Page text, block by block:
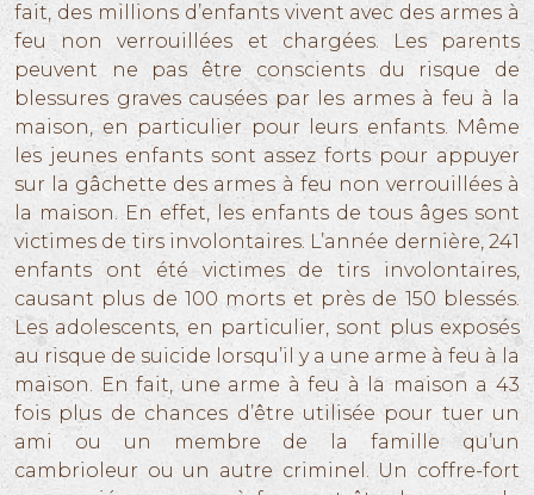
fait, des millions d’enfants vivent avec des armes à
feu non verrouillées et chargées. Les parents
peuvent ne pas être conscients du risque de
blessures graves causées par les armes à feu à la
maison, en particulier pour leurs enfants. Même
les jeunes enfants sont assez forts pour appuyer
sur la gâchette des armes à feu non verrouillées à
la maison. En effet, les enfants de tous âges sont
victimes de tirs involontaires. L’année dernière, 241
enfants ont été victimes de tirs involontaires,
causant plus de 100 morts et près de 150 blessés.
Les adolescents, en particulier, sont plus exposés
au risque de suicide lorsqu’il y a une arme à feu à la
maison. En fait, une arme à feu à la maison a 43
fois plus de chances d’être utilisée pour tuer un
ami ou un membre de la famille qu’un
cambrioleur ou un autre criminel. Un coffre-fort